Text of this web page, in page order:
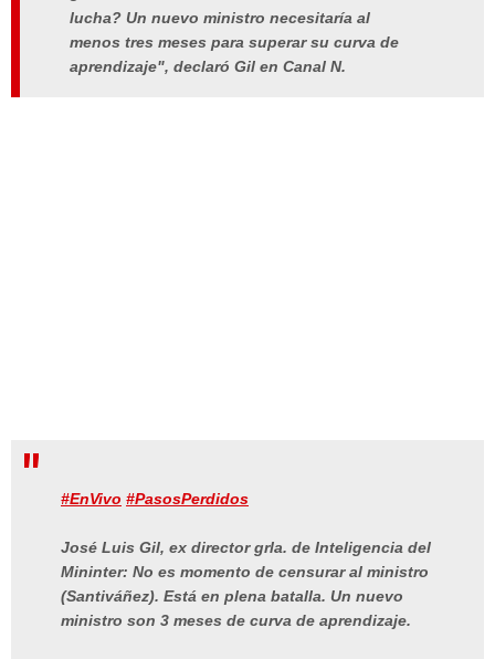
lucha? Un nuevo ministro necesitaría al
menos tres meses para superar su curva de
aprendizaje", declaró Gil en Canal N.
#EnVivo #PasosPerdidos
José Luis Gil, ex director grla. de Inteligencia del
Mininter: No es momento de censurar al ministro
(Santiváñez). Está en plena batalla. Un nuevo
ministro son 3 meses de curva de aprendizaje.